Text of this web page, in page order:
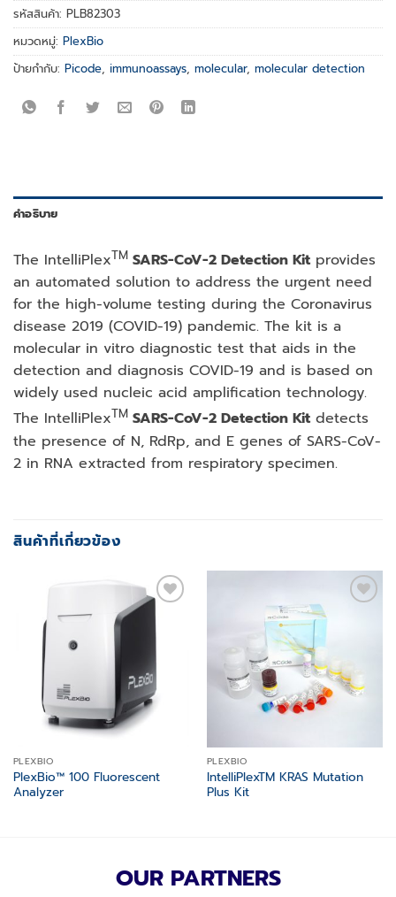
รหัสสินค้า: PLB82303
หมวดหมู่: PlexBio
ป้ายกำกับ: Picode, immunoassays, molecular, molecular detection
คำอธิบาย
The IntelliPlexTM SARS-CoV-2 Detection Kit provides
an automated solution to address the urgent need
for the high-volume testing during the Coronavirus
disease 2019 (COVID-19) pandemic. The kit is a
molecular in vitro diagnostic test that aids in the
detection and diagnosis COVID-19 and is based on
widely used nucleic acid amplification technology.
The IntelliPlexTM SARS-CoV-2 Detection Kit detects
the presence of N, RdRp, and E genes of SARS-CoV-
2 in RNA extracted from respiratory specimen.
สินค้าที่เกี่ยวข้อง
wishlist
PLEXBIO
PlexBio™ 100 Fluorescent
Analyzer
PLEXBIO
IntelliPlexTM KRAS Mutation
Plus Kit
OUR PARTNERS